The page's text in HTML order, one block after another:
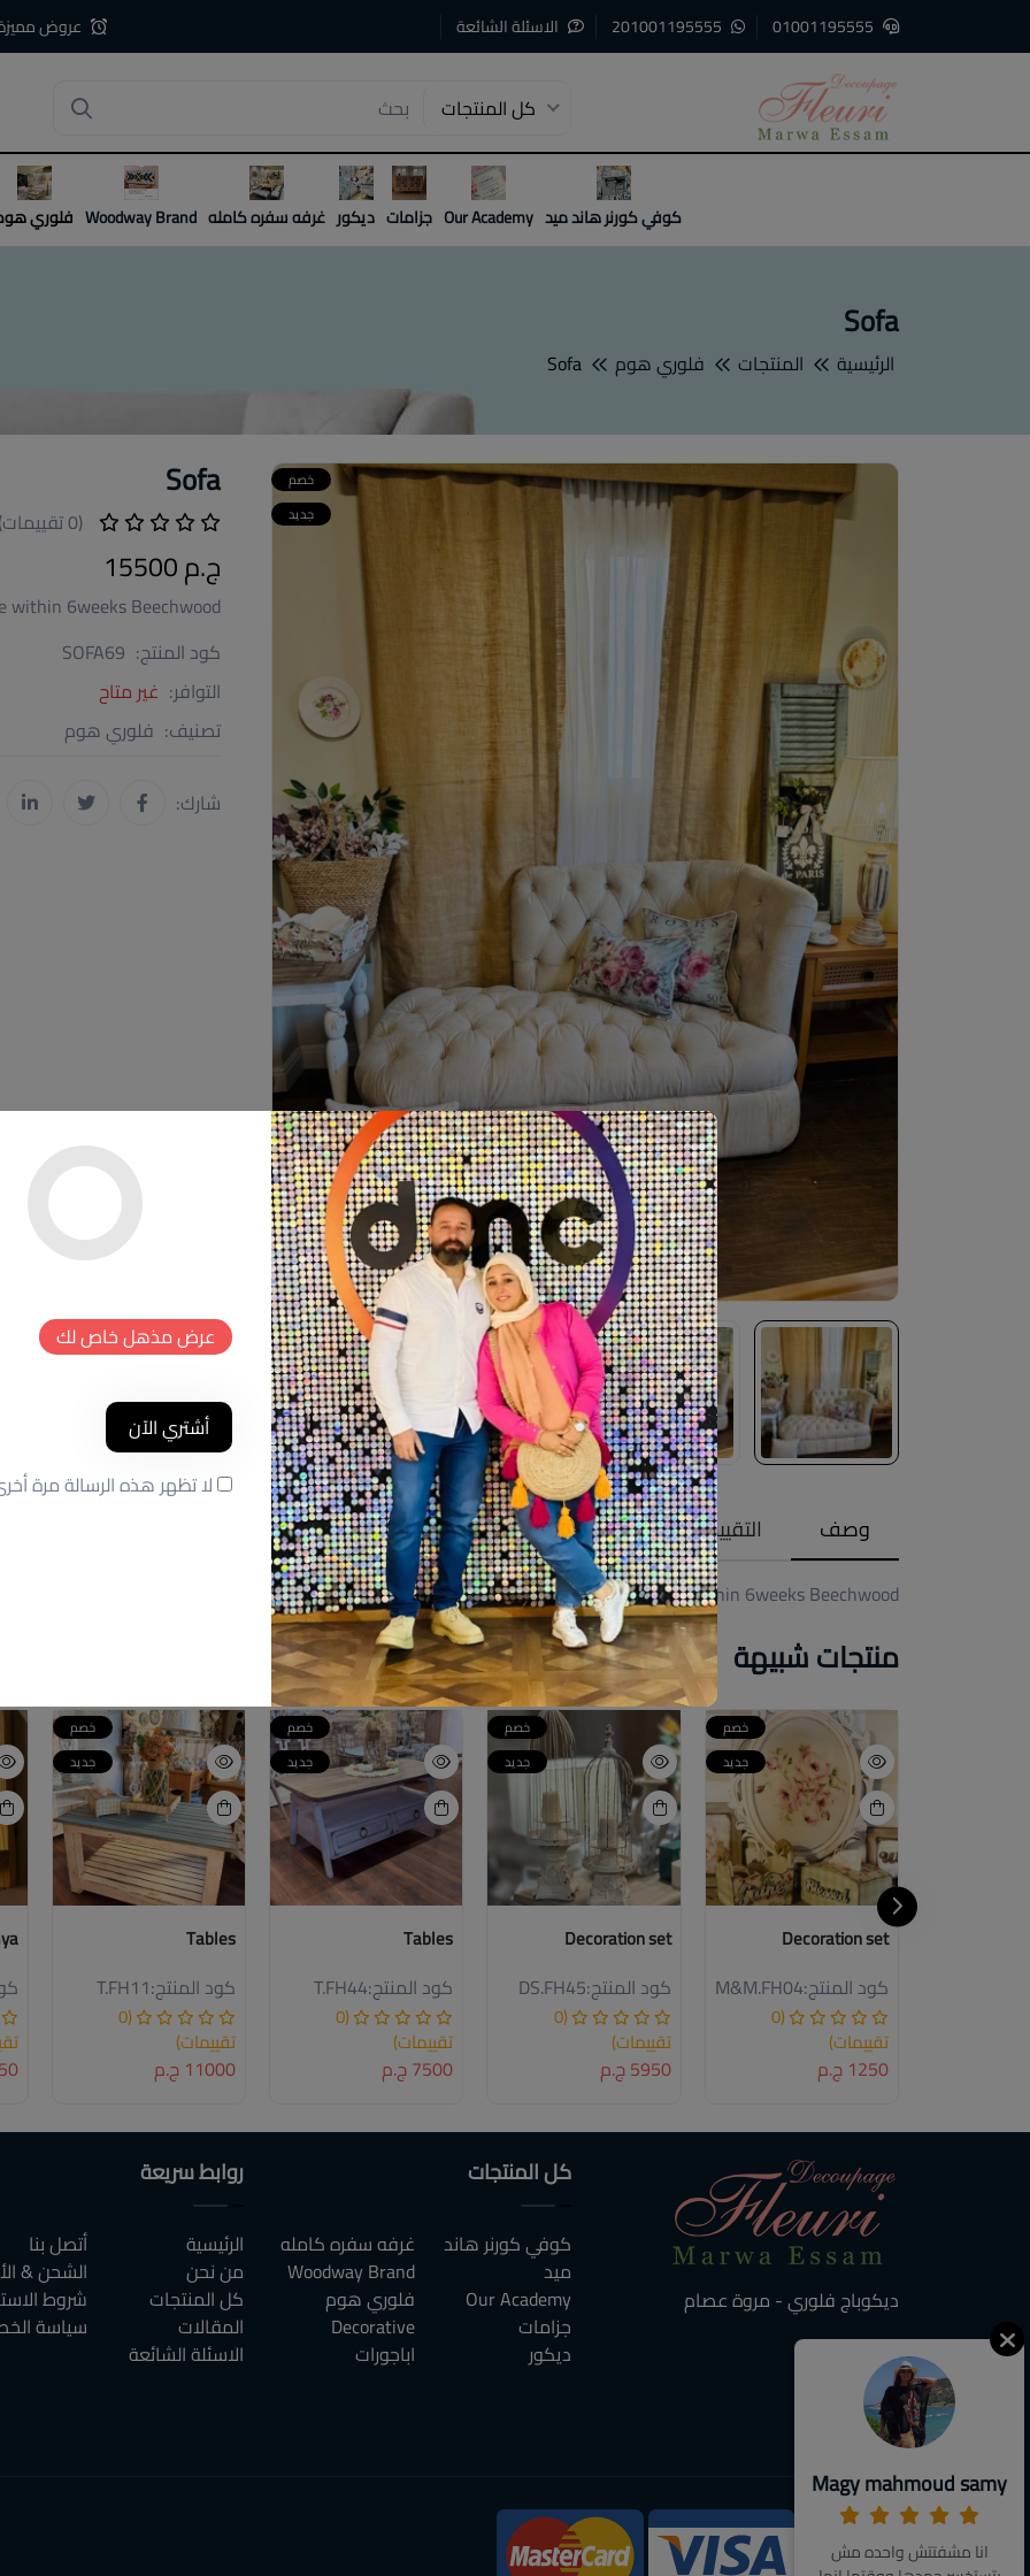
الاسئلة الشائعة عروض
كل المنتجات
1
2
3
4
كوفي كورنر هاند ميد Our Academy جزامات ديكور غرفه سفره كامله Woodway Brand فلوري
Sofa
الرئيسية المنتجات فلوري هوم Sofa
خصم
جديد
Sofa
(0 تقييمات)
ج.م 15500
within 6weeks Beechwood
كود المنتج: SOFA69
التوافر: غير متاح
تصنيف: فلوري هوم
شارك:
وصف التقييمات (0)
Available within 6weeks Beechwood
منتجات شبيهة
خصم
جديد
Decoration set
كود المنتج:M&M.FH04
(0
تقييمات)
1250 ج.م
خصم
جديد
Decoration set
كود المنتج:DS.FH45
(0
تقييمات)
5950 ج.م
خصم
جديد
Tables
كود المنتج:T.FH44
(0
تقييمات)
7500 ج.م
خصم
جديد
Tables
كود المنتج:T.FH11
(0
تقييمات)
11000 ج.م
ديكوباج فلوري - مروة عصام
كل المنتجات
كوفي كورنر هاند
ميد
Our Academy
جزامات
ديكور
غرفه سفره كامله
Woodway Brand
فلوري هوم
Decorative
اباجورات
روابط سريعة
الرئيسية
من نحن
كل المنتجات
المقالات
الاسئلة الشائعة
أتصل بنا
الشحن &
شروط
سياسة
We Accept:
Magy mahmoud samy
انا مشفتتش واحده مش
عرض مذهل خاص لك
أشتري الآن
لا تظهر هذه الرسالة مرة